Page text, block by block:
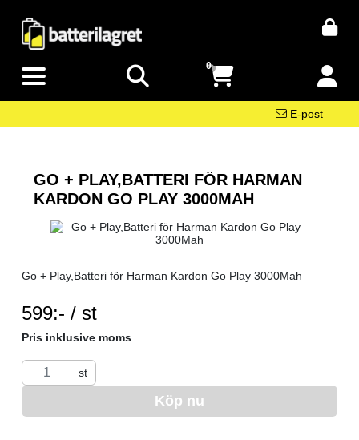
0
E-post
GO + PLAY,BATTERI FÖR HARMAN
KARDON GO PLAY 3000MAH
Go + Play,Batteri för Harman Kardon Go Play 3000Mah
599:- / stSEK per ST
Pris inklusive moms
st
Köp nu